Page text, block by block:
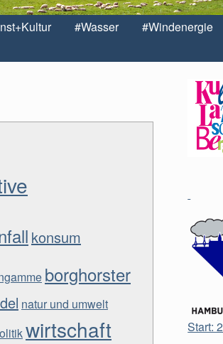
#Wasser #Windenergie
konsum
borghorster
natur und umwelt
wirtschaft Start: